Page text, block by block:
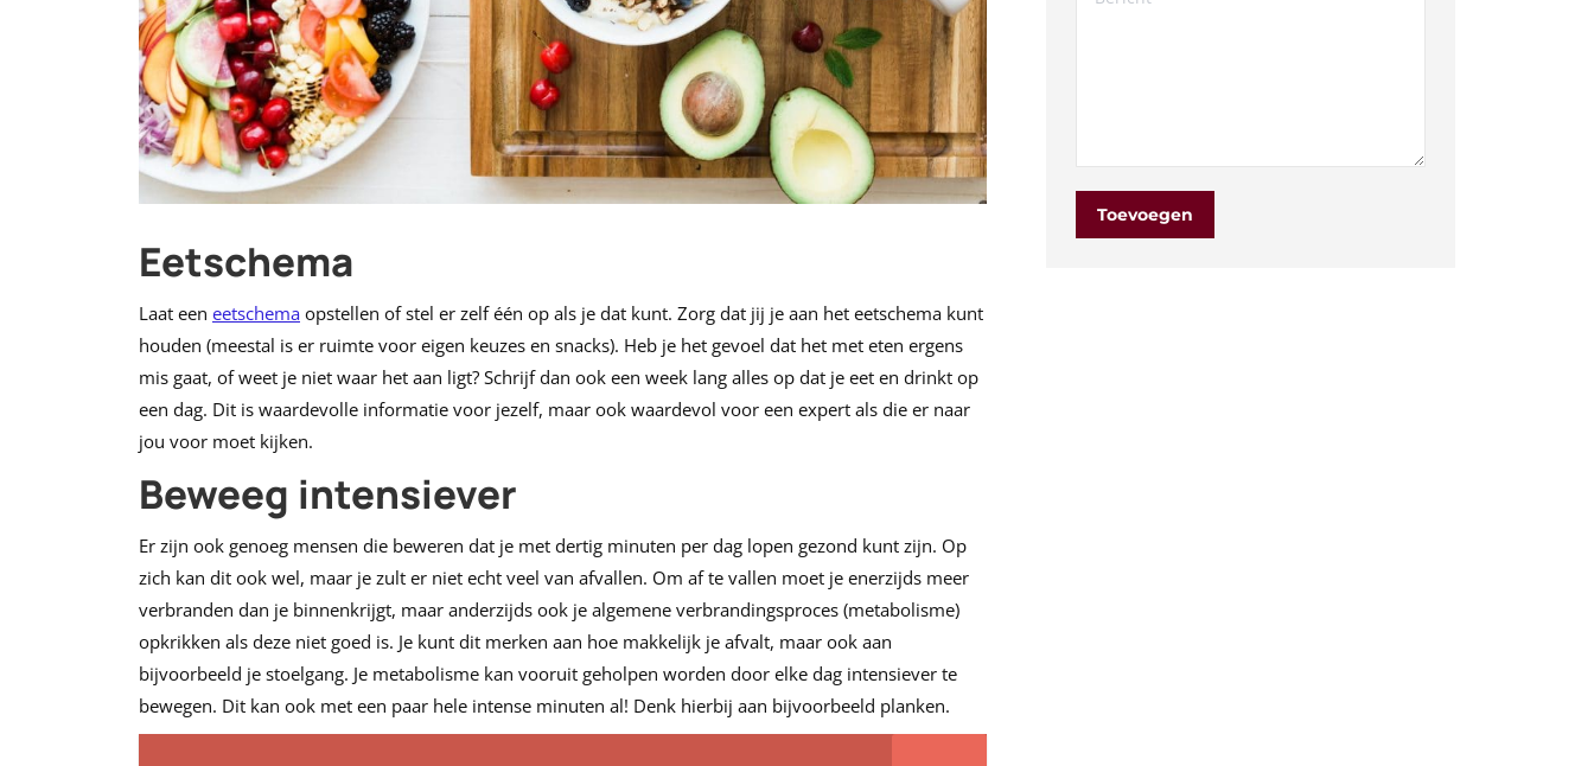
Eetschema
Laat een eetschema opstellen of stel er zelf één op als je dat kunt. Zorg dat jij je aan het eetschema kunt
houden (meestal is er ruimte voor eigen keuzes en snacks). Heb je het gevoel dat het met eten ergens
mis gaat, of weet je niet waar het aan ligt? Schrijf dan ook een week lang alles op dat je eet en drinkt op
een dag. Dit is waardevolle informatie voor jezelf, maar ook waardevol voor een expert als die er naar
jou voor moet kijken.
Beweeg intensiever
Er zijn ook genoeg mensen die beweren dat je met dertig minuten per dag lopen gezond kunt zijn. Op
zich kan dit ook wel, maar je zult er niet echt veel van afvallen. Om af te vallen moet je enerzijds meer
verbranden dan je binnenkrijgt, maar anderzijds ook je algemene verbrandingsproces (metabolisme)
opkrikken als deze niet goed is. Je kunt dit merken aan hoe makkelijk je afvalt, maar ook aan
bijvoorbeeld je stoelgang. Je metabolisme kan vooruit geholpen worden door elke dag intensiever te
bewegen. Dit kan ook met een paar hele intense minuten al! Denk hierbij aan bijvoorbeeld planken.
Toevoegen